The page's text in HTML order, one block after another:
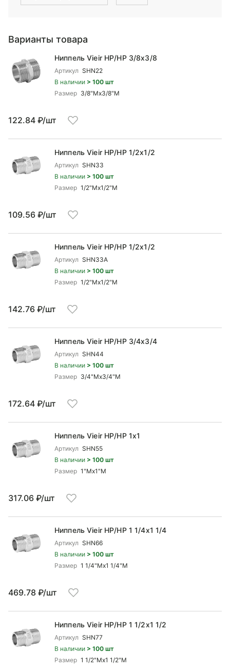
Варианты товара
Ниппель Vieir НР/НР 3/8x3/8
Артикул SHN22
В наличии > 100 шт
Размер 3/8"Mx3/8"М
122.84 ₽/шт
Ниппель Vieir НР/НР 1/2x1/2
Артикул SHN33
В наличии > 100 шт
Размер 1/2"Mx1/2"М
109.56 ₽/шт
Ниппель Vieir НР/НР 1/2x1/2
Артикул SHN33A
В наличии > 100 шт
Размер 1/2"Mx1/2"М
142.76 ₽/шт
Ниппель Vieir НР/НР 3/4x3/4
Артикул SHN44
В наличии > 100 шт
Размер 3/4"Mx3/4"М
172.64 ₽/шт
Ниппель Vieir НР/НР 1x1
Артикул SHN55
В наличии > 100 шт
Размер 1"Mx1"М
317.06 ₽/шт
Ниппель Vieir НР/НР 1 1/4x1 1/4
Артикул SHN66
В наличии > 100 шт
Размер 1 1/4"Mx1 1/4"М
469.78 ₽/шт
Ниппель Vieir НР/НР 1 1/2x1 1/2
Артикул SHN77
В наличии > 100 шт
Размер 1 1/2"Mx1 1/2"М